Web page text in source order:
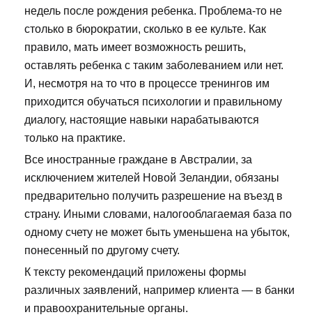
недель после рождения ребенка. Проблема-то не
столько в бюрократии, сколько в ее культе. Как
правило, мать имеет возможность решить,
оставлять ребенка с таким заболеванием или нет.
И, несмотря на то что в процессе тренингов им
приходится обучаться психологии и правильному
диалогу, настоящие навыки нарабатываются
только на практике.
Все иностранные граждане в Австралии, за
исключением жителей Новой Зеландии, обязаны
предварительно получить разрешение на въезд в
страну. Иными словами, налогооблагаемая база по
одному счету не может быть уменьшена на убыток,
понесенный по другому счету.
К тексту рекомендаций приложены формы
различных заявлений, например клиента — в банки
и правоохранительные органы.